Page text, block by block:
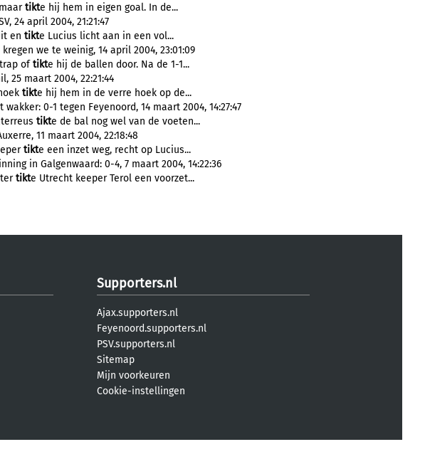
tikte hij hem in eigen goal. In de...
24 april 2004, 21:21:47
en tikte Lucius licht aan in een vol...
we te weinig, 14 april 2004, 23:01:09
oftikte hij de ballen door. Na de 1-1...
25 maart 2004, 22:21:44
tikte hij hem in de verre hoek op de...
0-1 tegen Feyenoord, 14 maart 2004, 14:27:47
tikte de bal nog wel van de voeten...
11 maart 2004, 22:18:48
tikte een inzet weg, recht op Lucius...
in Galgenwaard: 0-4, 7 maart 2004, 14:22:36
tikte Utrecht keeper Terol een voorzet...
Supporters.nl
Ajax.supporters.nl
Feyenoord.supporters.nl
PSV.supporters.nl
Sitemap
Mijn voorkeuren
Cookie-instellingen